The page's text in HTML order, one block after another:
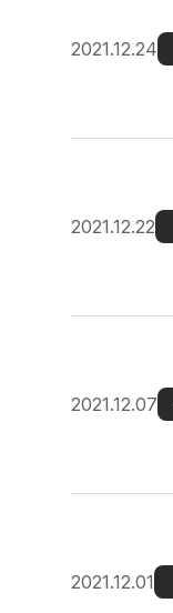
2021.12.24
2021.12.22
2021.12.07
2021.12.01